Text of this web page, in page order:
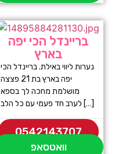
בריינדל הכי יפה
בארץ
נערות ליווי באילת. בריינדל הכי
יפה בארץ בת 21 פצצה
מושלמת מחכה לך בספא
לערב חד פעמי עם כל הלב […]
0542143707
וואטסאפ